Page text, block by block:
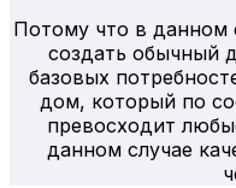
Потому что в данном
создать обычный
базовых
дом, который по
превосходит
данном случае